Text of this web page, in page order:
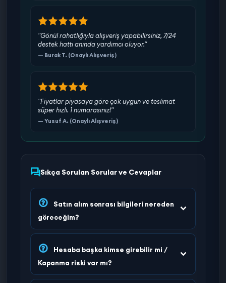
"Gönül rahatlığıyla alışveriş yapabilirsiniz, 7/24
destek hattı anında yardımcı oluyor."
— Burak T. (Onaylı Alışveriş)
"Fiyatlar piyasaya göre çok uygun ve teslimat
süper hızlı. 1 numarasınız!"
— Yusuf A. (Onaylı Alışveriş)
Sıkça Sorulan Sorular ve Cevaplar
Satın alım sonrası bilgileri nereden
göreceğim?
Hesaba başka kimse girebilir mi /
Kapanma riski var mı?